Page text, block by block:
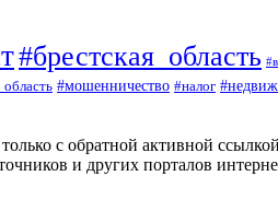
#брестская_область
#мошенничество #налог
с обратной активной
и других порталов